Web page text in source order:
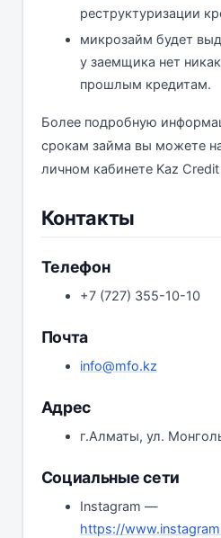
реструктуризации
микрозайм будет
у заемщика нет
прошлым кредитам.
Более подробную
срокам займа вы можете
личном кабинете Kaz Credit
Контакты
Телефон
+7 (727) 355-10-10
Почта
info@mfo.kz
Адрес
г.Алматы, ул.
Социальные сети
Instagram —
https://